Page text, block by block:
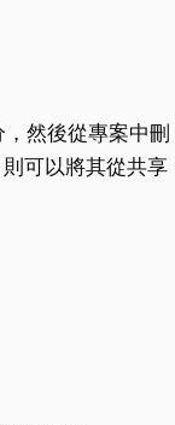
，然後從專案中刪
可以將其從共享